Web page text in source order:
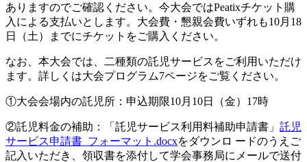
ありますのでご確認ください。今大会ではPeatixチケット購
入による支払いとします。大会費・懇親会費いずれも10月18
日（土）までにチケットをご購入ください。
なお、本大会では、二種類の託児サービスをご利用いただけ
ます。詳しくは大会プログラム7ページをご覧ください。
①大会会場内の託児所：申込期限10月10日（金）17時
②託児料金の補助：「託児サービス利用料補助申請書」 託児
サービス申請書_フォーマット.docxをダウンロ ードのうえご
記入いただき、領収書を添付して学会事務局にメールで送付